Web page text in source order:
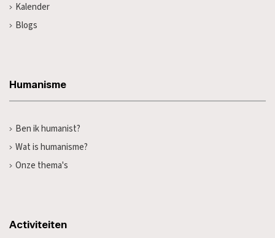
Kalender
Blogs
Humanisme
Ben ik humanist?
Wat is humanisme?
Onze thema's
Activiteiten